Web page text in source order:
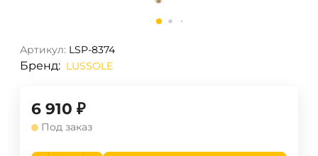
Артикул: LSP-8374
Бренд: LUSSOLE
6 910 ₽
Под заказ